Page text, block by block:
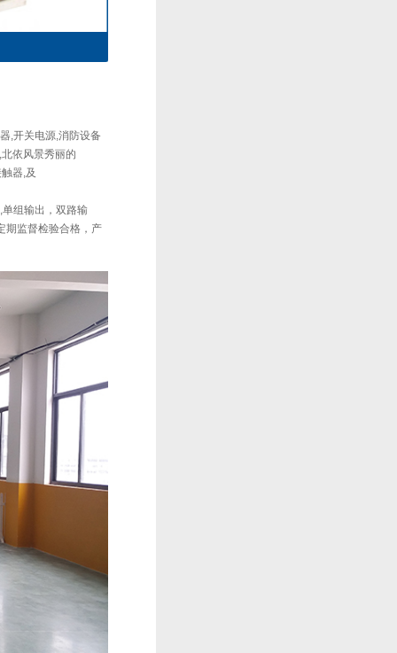
,开关电源,消防设备
依风景秀丽的
器,及
组输出，双路输
期监督检验合格，产